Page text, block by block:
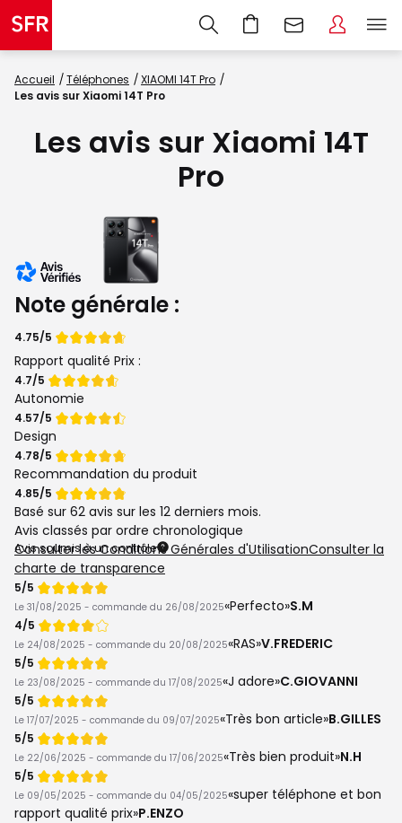
Accueil Téléphones
XIAOMI 14T Pro
Les avis sur Xiaomi 14T Pro
Les avis sur Xiaomi 14T
Pro
Note générale :
de
4.75/5
Rapport qualité Prix :
Note
de
4.7/5
Autonomie
Note
de
4.57/5
Design
Note
de
4.78/5
Recommandation du produit
Note
de
4.85/5
Basé sur 62 avis sur les 12 derniers mois.
Avis classés par ordre chronologique
Avis soumis à un contrôle
Consulter les Conditions Générales d'UtilisationConsulter la
charte de transparence
Note
de
5/5
Le 31/08/2025 - commande du 26/08/2025 Perfecto S.M
Note
de
4/5
Le 24/08/2025 - commande du 20/08/2025 RAS V.FREDERIC
Note
de
5/5
Le 23/08/2025 - commande du 17/08/2025 J adore C.GIOVANNI
Note
de
5/5
Le 17/07/2025 - commande du 09/07/2025 Très bon article B.GILLES
Note
de
5/5
Le 22/06/2025 - commande du 17/06/2025 Très bien produit N.H
Note
de
5/5
Le 09/05/2025 - commande du 04/05/2025 super téléphone et bon
rapport qualité prix P.ENZO